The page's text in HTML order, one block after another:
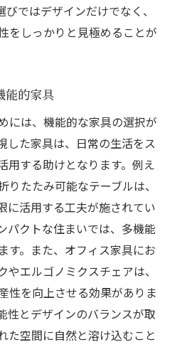
ではデザインだけでなく、
をしっかりと見極めることが
能的家具
には、機能的な家具の選択が
した家具は、日常の生活をス
用する助けとなります。例え
たたみ可能なテーブルは、
に活用する工夫が施されてい
パクトな住まいでは、多機能
す。また、オフィス家具にお
やエルゴノミクスチェアは、
性を向上させる効果がありま
性とデザインのバランスが取
た空間に自然と溶け込むこと